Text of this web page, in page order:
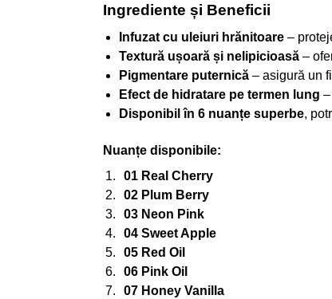
Ingrediente și Beneficii
Infuzat cu uleiuri hrănitoare–
Textură ușoară și nelipicioasă–
Pigmentare puternică– asigură un
Efect de hidratare pe termen lung
Disponibil în 6 nuanțe superbe,
Nuanțe disponibile:
01 Real Cherry
02 Plum Berry
03 Neon Pink
04 Sweet Apple
05 Red Oil
06 Pink Oil
07 Honey Vanilla